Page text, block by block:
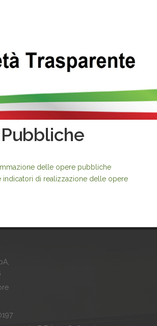
delle opere pubbliche
indicatori di realizzazione delle opere